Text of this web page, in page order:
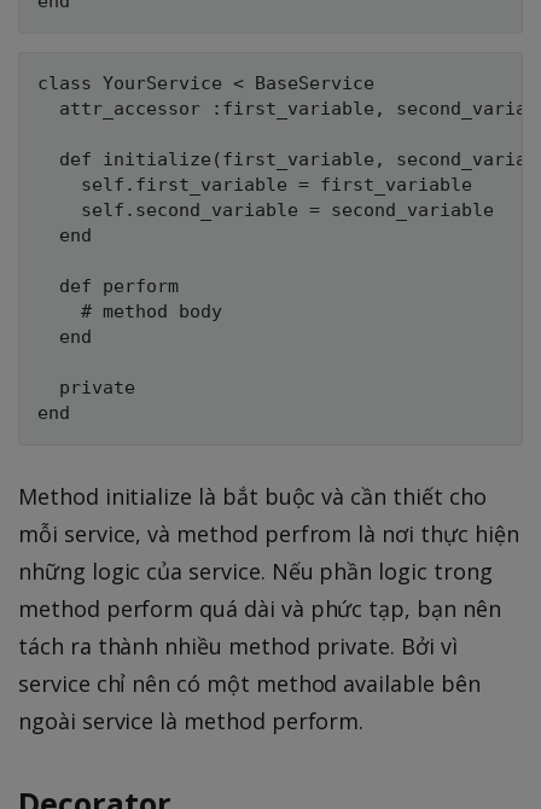
class YourService < BaseService
attr_accessor :first_variable,
def initialize(first_variable,
    self.first_variable = first_variable
    self.second_variable = second_variable
  end
  def perform
    # method body
  end
  private
Method initialize là bắt buộc và cần thiết cho
mỗi service, và method perfrom là nơi thực hiện
những logic của service. Nếu phần logic trong
method perform quá dài và phức tạp, bạn nên
tách ra thành nhiều method private. Bởi vì
service chỉ nên có một method available bên
ngoài service là method perform.